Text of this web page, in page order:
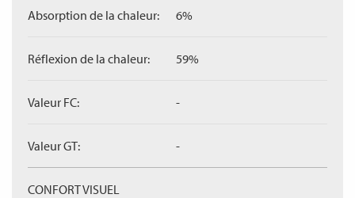
Absorption de la chaleur: 6%
Réflexion de la chaleur: 59%
Valeur FC: -
Valeur GT: -
CONFORT VISUEL